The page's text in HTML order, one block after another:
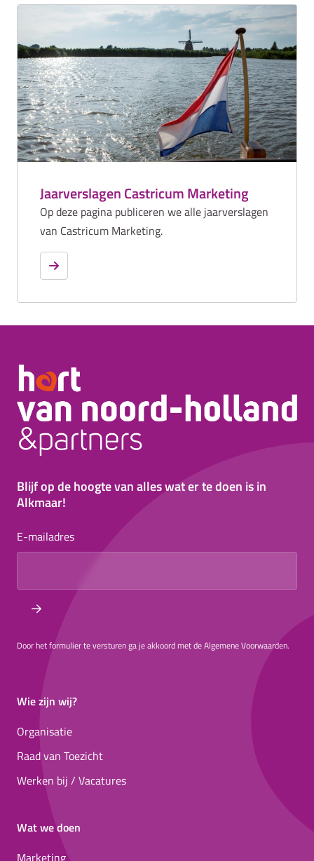
Jaarverslagen Castricum Marketing
Op deze pagina publiceren we alle jaarverslagen
van Castricum Marketing.
Blijf op de hoogte van alles wat er te doen is in
Alkmaar!
E-mailadres
Door het formulier te versturen ga je akkoord met de Algemene Voorwaarden.
Wie zijn wij?
Organisatie
Raad van Toezicht
Werken bij / Vacatures
Wat we doen